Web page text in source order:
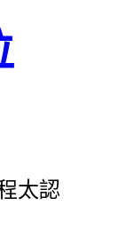
太認